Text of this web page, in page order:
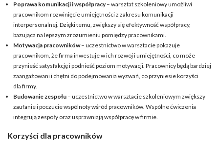
Poprawa komunikacji i współpracy– warsztat szkoleniowy umożliwi
pracownikom rozwinięcie umiejętności z zakresu komunikacji
interpersonalnej. Dzięki temu, zwiększy się efektywność współpracy,
bazująca na lepszym zrozumieniu pomiędzy pracownikami.
Motywacja pracowników– uczestnictwo w warsztacie pokazuje
pracownikom, że firma inwestuje w ich rozwój i umiejętności, co może
przynieść satysfakcję i podnieść poziom motywacji. Pracownicy będą bardziej
zaangażowani i chętni do podejmowania wyzwań, co przyniesie korzyści
dla firmy.
Budowanie zespołu – uczestnictwo w warsztacie szkoleniowym zwiększy
zaufanie i poczucie wspólnoty wśród pracowników. Wspólne ćwiczenia
integrują zespoły oraz usprawniają współpracę w firmie.
Korzyści dla pracowników